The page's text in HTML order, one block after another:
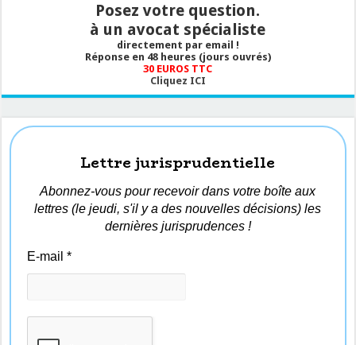
Posez votre question.
à un avocat spécialiste
directement par email !
Réponse en 48 heures (jours ouvrés)
30 EUROS TTC
Cliquez ICI
Lettre jurisprudentielle
Abonnez-vous pour recevoir dans votre boîte aux
lettres (le jeudi, s'il y a des nouvelles décisions) les
dernières jurisprudences !
E-mail*